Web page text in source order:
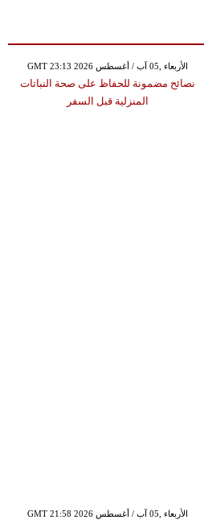
GMT 23:13 2026 الأربعاء ,05 آب / أغسطس
نصائح مضمونة للحفاظ على صحة النباتات
المنزلية قبل السفر
GMT 21:58 2026 الأربعاء ,05 آب / أغسطس